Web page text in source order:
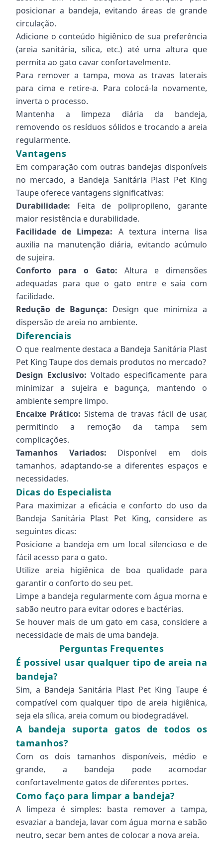
posicionar a bandeja, evitando áreas de grande
circulação.
Adicione o conteúdo higiênico de sua preferência
(areia sanitária, sílica, etc.) até uma altura que
permita ao gato cavar confortavelmente.
Para remover a tampa, mova as travas laterais
para cima e retire-a. Para colocá-la novamente,
inverta o processo.
Mantenha a limpeza diária da bandeja,
removendo os resíduos sólidos e trocando a areia
regularmente.
Vantagens
Em comparação com outras bandejas disponíveis
no mercado, a Bandeja Sanitária Plast Pet King
Taupe oferece vantagens significativas:
Durabilidade: Feita de polipropileno, garante
maior resistência e durabilidade.
Facilidade de Limpeza: A textura interna lisa
auxilia na manutenção diária, evitando acúmulo
de sujeira.
Conforto para o Gato: Altura e dimensões
adequadas para que o gato entre e saia com
facilidade.
Redução de Bagunça: Design que minimiza a
dispersão de areia no ambiente.
Diferenciais
O que realmente destaca a Bandeja Sanitária Plast
Pet King Taupe dos demais produtos no mercado?
Design Exclusivo: Voltado especificamente para
minimizar a sujeira e bagunça, mantendo o
ambiente sempre limpo.
Encaixe Prático: Sistema de travas fácil de usar,
permitindo a remoção da tampa sem
complicações.
Tamanhos Variados: Disponível em dois
tamanhos, adaptando-se a diferentes espaços e
necessidades.
Dicas do Especialista
Para maximizar a eficácia e conforto do uso da
Bandeja Sanitária Plast Pet King, considere as
seguintes dicas:
Posicione a bandeja em um local silencioso e de
fácil acesso para o gato.
Utilize areia higiênica de boa qualidade para
garantir o conforto do seu pet.
Limpe a bandeja regularmente com água morna e
sabão neutro para evitar odores e bactérias.
Se houver mais de um gato em casa, considere a
necessidade de mais de uma bandeja.
Perguntas Frequentes
É possível usar qualquer tipo de areia na
bandeja?
Sim, a Bandeja Sanitária Plast Pet King Taupe é
compatível com qualquer tipo de areia higiênica,
seja ela sílica, areia comum ou biodegradável.
A bandeja suporta gatos de todos os
tamanhos?
Com os dois tamanhos disponíveis, médio e
grande, a bandeja pode acomodar
confortavelmente gatos de diferentes portes.
Como faço para limpar a bandeja?
A limpeza é simples: basta remover a tampa,
esvaziar a bandeja, lavar com água morna e sabão
neutro, secar bem antes de colocar a nova areia.